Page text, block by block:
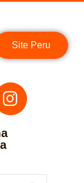
Site Peru